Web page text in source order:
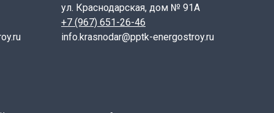
ул. Краснодарская, дом № 91А
+7 (967) 651-26-46
info.krasnodar@pptk-energostroy.ru